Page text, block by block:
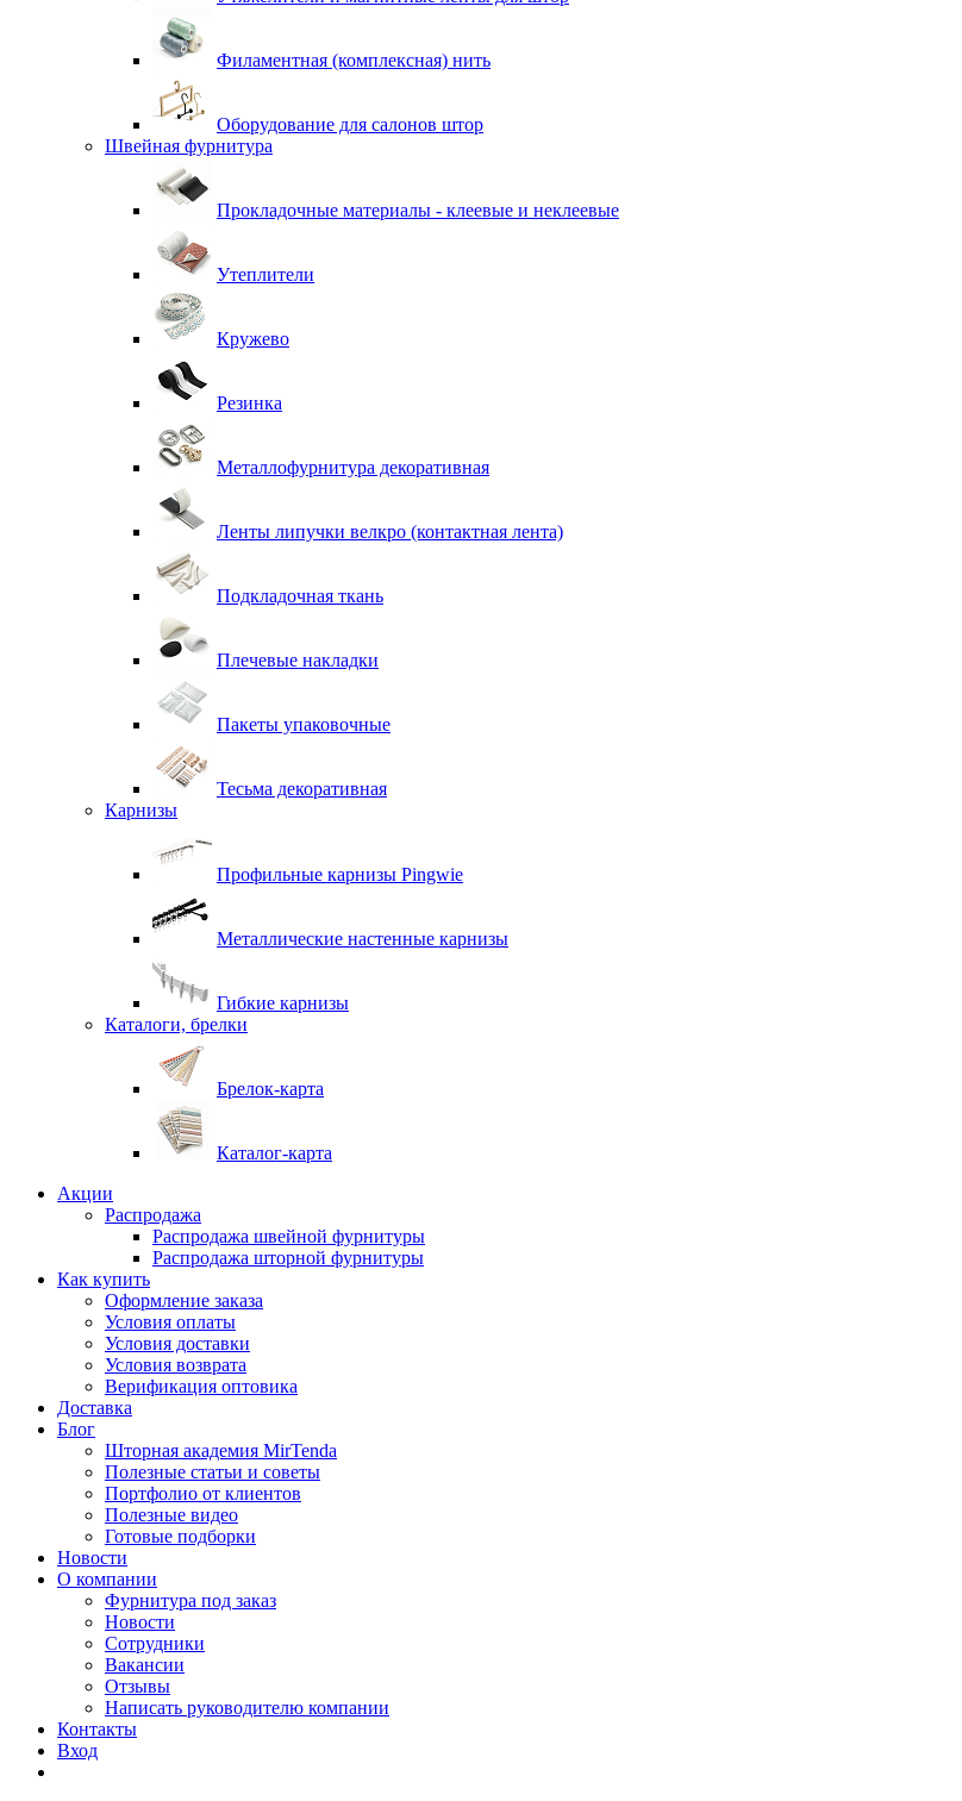
Филаментная (комплексная) нить
Оборудование для салонов штор
Швейная фурнитура
Прокладочные материалы - клеевые и неклеевые
Утеплители
Кружево
Резинка
Металлофурнитура декоративная
Ленты липучки велкро (контактная лента)
Подкладочная ткань
Плечевые накладки
Пакеты упаковочные
Тесьма декоративная
Карнизы
Профильные карнизы Pingwie
Металлические настенные карнизы
Гибкие карнизы
Каталоги, брелки
Брелок-карта
Каталог-карта
Акции
Распродажа
Распродажа швейной фурнитуры
Распродажа шторной фурнитуры
Как купить
Оформление заказа
Условия оплаты
Условия доставки
Условия возврата
Верификация оптовика
Доставка
Блог
Шторная академия MirTenda
Полезные статьи и советы
Портфолио от клиентов
Полезные видео
Готовые подборки
Новости
О компании
Фурнитура под заказ
Новости
Сотрудники
Вакансии
Отзывы
Написать руководителю компании
Контакты
Вход